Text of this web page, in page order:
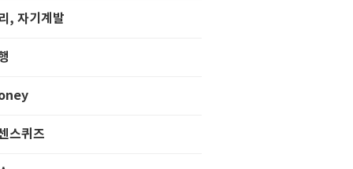
, 자기계발
스퀴즈